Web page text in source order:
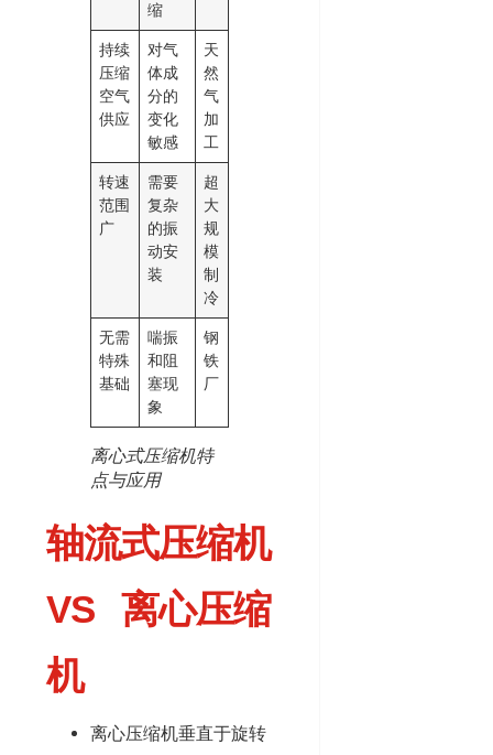
缩
持续
压缩
空气
供应
对气
体成
分的
变化
敏感
天
然
气
加
工
转速
范围
广
需要
复杂
的振
动安
装
超
大
规
模
制
冷
无需
特殊
基础
喘振
和阻
塞现
象
钢
铁
厂
离心式压缩机特
点与应用
轴流式压缩机
VS 离心压缩
机
离心压缩机垂直于旋转